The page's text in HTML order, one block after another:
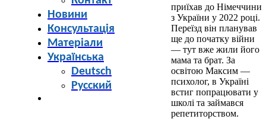
Новини
Консультація
Матеріали
Українська
Deutsch
Русский
приїхав до Німеччини
з України у 2022 році.
Переїзд він планував
ще до початку війни
— тут вже жили його
мама та брат. За
освітою Максим —
психолог, в Україні
встиг попрацювати у
школі та займався
репетиторством.